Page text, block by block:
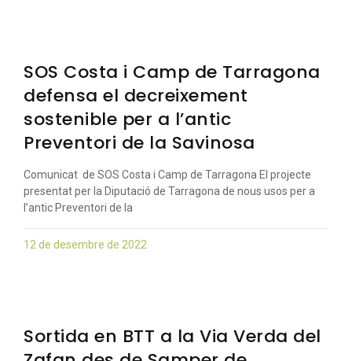
SOS Costa i Camp de Tarragona
defensa el decreixement
sostenible per a l’antic
Preventori de la Savinosa
Comunicat de SOS Costa i Camp de Tarragona El projecte
presentat per la Diputació de Tarragona de nous usos per a
l’antic Preventori de la
12 de desembre de 2022
Sortida en BTT a la Via Verda del